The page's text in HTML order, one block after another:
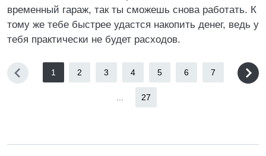
временный гараж, так ты сможешь снова работать. К
тому же тебе быстрее удастся накопить денег, ведь у
тебя практически не будет расходов.
1 2 3 4 5 6 7
27